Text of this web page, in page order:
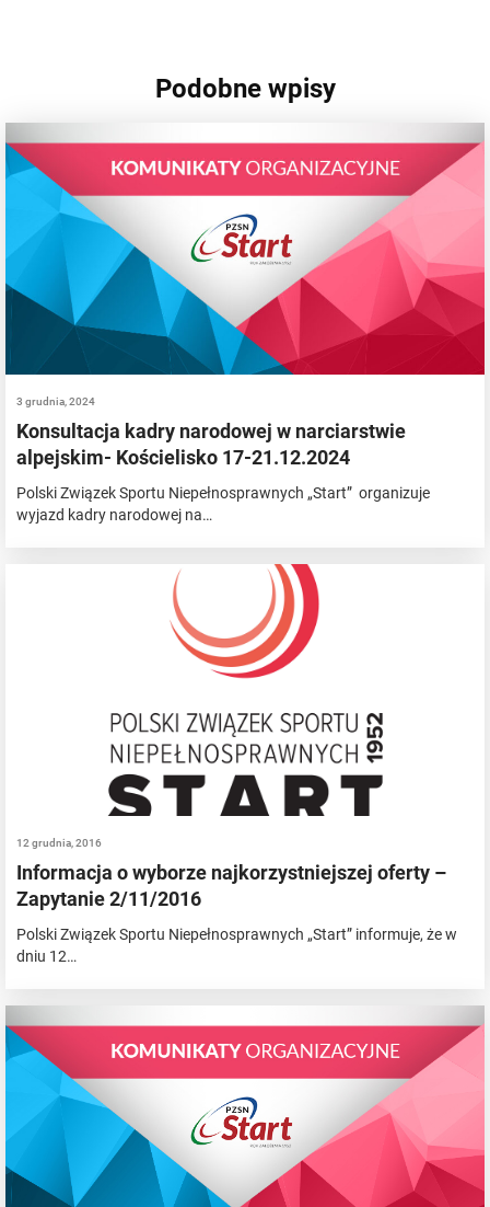
Podobne wpisy
3 grudnia, 2024
Konsultacja kadry narodowej w narciarstwie
alpejskim- Kościelisko 17-21.12.2024
Polski Związek Sportu Niepełnosprawnych „Start” organizuje
wyjazd kadry narodowej na…
12 grudnia, 2016
Informacja o wyborze najkorzystniejszej oferty –
Zapytanie 2/11/2016
Polski Związek Sportu Niepełnosprawnych „Start” informuje, że w
dniu 12…